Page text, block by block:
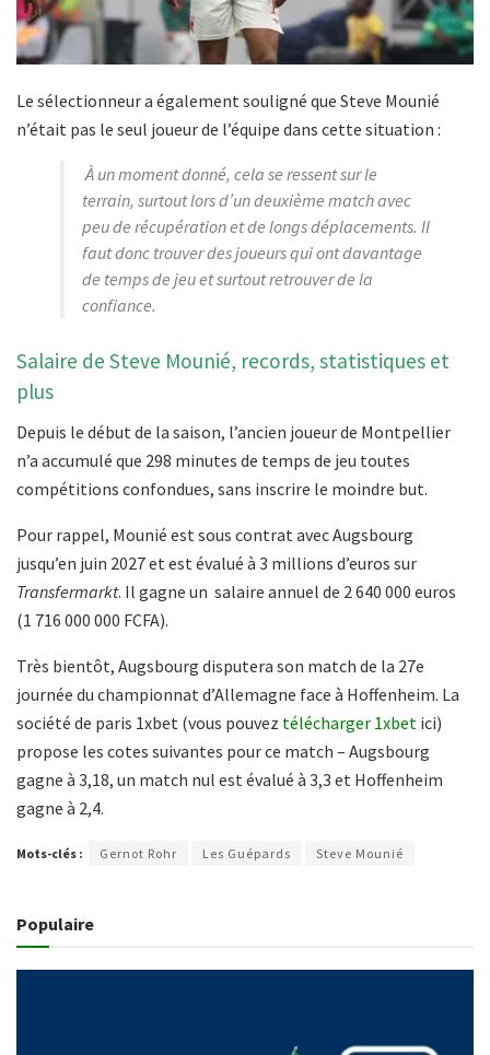
Le sélectionneur a également souligné que Steve Mounié
n’était pas le seul joueur de l’équipe dans cette situation :
À un moment donné, cela se ressent sur le
terrain, surtout lors d’un deuxième match avec
peu de récupération et de longs déplacements. Il
faut donc trouver des joueurs qui ont davantage
de temps de jeu et surtout retrouver de la
confiance.
Salaire de Steve Mounié, records, statistiques et
plus
Depuis le début de la saison, l’ancien joueur de Montpellier
n’a accumulé que 298 minutes de temps de jeu toutes
compétitions confondues, sans inscrire le moindre but.
Pour rappel, Mounié est sous contrat avec Augsbourg
jusqu’en juin 2027 et est évalué à 3 millions d’euros sur
Transfermarkt. Il gagne un salaire annuel de 2 640 000 euros
(1 716 000 000 FCFA).
Très bientôt, Augsbourg disputera son match de la 27e
journée du championnat d’Allemagne face à Hoffenheim. La
société de paris 1xbet (vous pouvez télécharger 1xbet ici)
propose les cotes suivantes pour ce match – Augsbourg
gagne à 3,18, un match nul est évalué à 3,3 et Hoffenheim
gagne à 2,4.
Mots-clés : Gernot Rohr Les Guépards Steve Mounié
Populaire